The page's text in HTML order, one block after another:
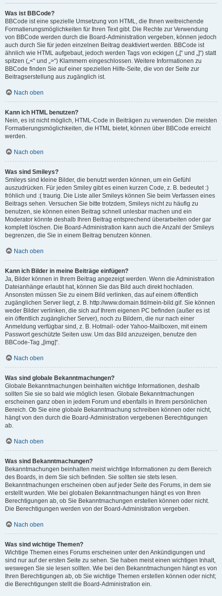
Was ist BBCode?
BBCode ist eine spezielle Umsetzung von HTML, die Ihnen weitreichende
Formatierungsmöglichkeiten für Ihren Text gibt. Die Rechte zur Verwendung
von BBCode werden durch die Board-Administration vergeben, können jedoch
auch durch Sie für jeden einzelnen Beitrag deaktiviert werden. BBCode ist
ähnlich wie HTML aufgebaut, jedoch werden Tags von eckigen („[“ und „]“) statt
spitzen („<“ und „>“) Klammern eingeschlossen. Weitere Informationen zu
BBCode finden Sie auf einer speziellen Hilfe-Seite, die von der Seite zur
Beitragserstellung aus zugänglich ist.
Nach oben
Kann ich HTML benutzen?
Nein, es ist nicht möglich, HTML-Code in Beiträgen zu verwenden. Die meisten
Formatierungsmöglichkeiten, die HTML bietet, können über BBCode erreicht
werden.
Nach oben
Was sind Smileys?
Smileys sind kleine Bilder, die benutzt werden können, um ein Gefühl
auszudrücken. Für jeden Smiley gibt es einen kurzen Code, z. B. bedeutet :)
fröhlich und :( traurig. Die Liste aller Smileys können Sie beim Verfassen eines
Beitrags sehen. Versuchen Sie bitte trotzdem, Smileys nicht zu häufig zu
benutzen, sie können einen Beitrag schnell unlesbar machen und ein
Moderator könnte deshalb Ihren Beitrag entsprechend überarbeiten oder gar
komplett löschen. Die Board-Administration kann auch die Anzahl der Smileys
begrenzen, die Sie in einem Beitrag benutzen können.
Nach oben
Kann ich Bilder in meine Beiträge einfügen?
Ja, Bilder können in Ihrem Beitrag angezeigt werden. Wenn die Administration
Dateianhänge erlaubt hat, können Sie das Bild auch direkt hochladen.
Ansonsten müssen Sie zu einem Bild verlinken, das auf einem öffentlich
zugänglichen Server liegt, z. B. http://www.domain.tld/mein-bild.gif. Sie können
weder Bilder verlinken, die sich auf Ihrem eigenen PC befinden (außer es ist
ein öffentlich zugänglicher Server), noch zu Bildern, die nur nach einer
Anmeldung verfügbar sind, z. B. Hotmail- oder Yahoo-Mailboxen, mit einem
Passwort geschützte Seiten usw. Um das Bild anzuzeigen, benutze den
BBCode-Tag „[img]“.
Nach oben
Was sind globale Bekanntmachungen?
Globale Bekanntmachungen beinhalten wichtige Informationen, deshalb
sollten Sie sie so bald wie möglich lesen. Globale Bekanntmachungen
erscheinen ganz oben in jedem Forum und ebenfalls in Ihrem persönlichen
Bereich. Ob Sie eine globale Bekanntmachung schreiben können oder nicht,
hängt von den durch die Board-Administration vergebenen Berechtigungen
ab.
Nach oben
Was sind Bekanntmachungen?
Bekanntmachungen beinhalten meist wichtige Informationen zu dem Bereich
des Boards, in dem Sie sich befinden. Sie sollten sie stets lesen.
Bekanntmachungen erscheinen oben auf jeder Seite des Forums, in dem sie
erstellt wurden. Wie bei globalen Bekanntmachungen hängt es von Ihren
Berechtigungen ab, ob Sie Bekanntmachungen erstellen können oder nicht.
Die Berechtigungen werden von der Board-Administration vergeben.
Nach oben
Was sind wichtige Themen?
Wichtige Themen eines Forums erscheinen unter den Ankündigungen und
sind nur auf der ersten Seite zu sehen. Sie haben meist einen wichtigen Inhalt,
weswegen Sie sie lesen sollten. Wie bei den Bekanntmachungen hängt es von
Ihren Berechtigungen ab, ob Sie wichtige Themen erstellen können oder nicht;
die Berechtigungen stellt die Board-Administration ein.